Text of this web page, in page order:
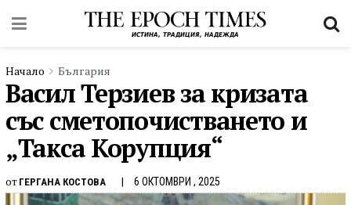
Начало България
Васил Терзиев за кризата
със сметопочистването и
„Такса Корупция“
от ГЕРГАНА КОСТОВА 6 ОКТОМВРИ , 2025